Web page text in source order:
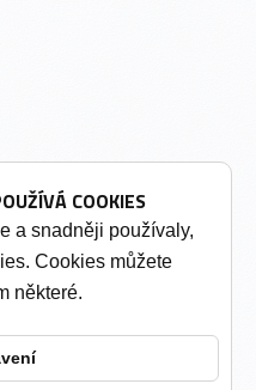
COOKIES
a snadněji používaly,
Cookies můžete
některé.